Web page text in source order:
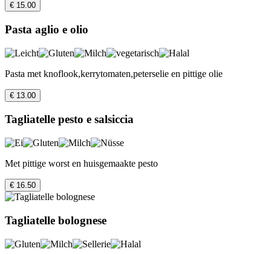
€ 15.00
Pasta aglio e olio
Pasta met knoflook,kerrytomaten,peterselie en pittige olie
€ 13.00
Tagliatelle pesto e salsiccia
Met pittige worst en huisgemaakte pesto
€ 16.50
Tagliatelle bolognese